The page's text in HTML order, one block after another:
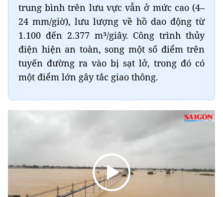
trung bình trên lưu vực vẫn ở mức cao (4–
24 mm/giờ), lưu lượng về hồ dao động từ
1.100 đến 2.377 m³/giây. Công trình thủy
điện hiện an toàn, song một số điểm trên
tuyến đường ra vào bị sạt lở, trong đó có
một điểm lớn gây tắc giao thông.